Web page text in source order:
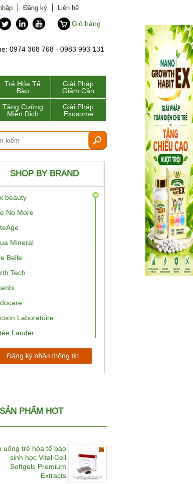
Đăng ký
Liên hệ
Giỏ hàng
0974 368 768 - 0983 993 131
Trẻ Hóa Tế
Bào
Giải Pháp
Giảm Cân
Tăng Cường
Miễn Dịch
Giải Pháp
Exosome
SHOP BY BRAND
beauty
No More
Mineral
Belle
Tech
Laboratoire
Lauder
Princess
SẢN PHẨM HOT
uống trẻ hóa tế bào
sinh học Vital Cell
Softgels Premium
Extracts